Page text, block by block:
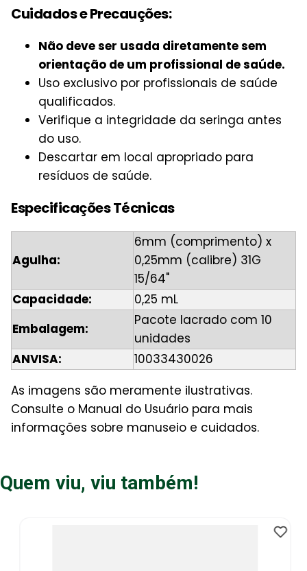
Cuidados e Precauções:
Não deve ser usada diretamente sem
orientação de um profissional de saúde.
Uso exclusivo por profissionais de saúde
qualificados.
Verifique a integridade da seringa antes
do uso.
Descartar em local apropriado para
resíduos de saúde.
Especificações Técnicas
Agulha:
6mm (comprimento) x
0,25mm (calibre) 31G
15/64"
Capacidade:
0,25 mL
Embalagem:
Pacote lacrado com 10
unidades
ANVISA:
10033430026
As imagens são meramente ilustrativas.
Consulte o Manual do Usuário para mais
informações sobre manuseio e cuidados.
Quem viu, viu também!